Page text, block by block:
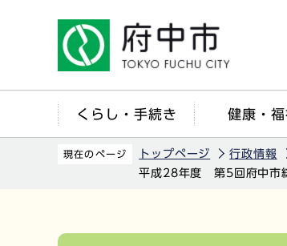
くらし・手続き 健康・福
現在のページ トップページ 行政情報
平成28年度 第5回府中市